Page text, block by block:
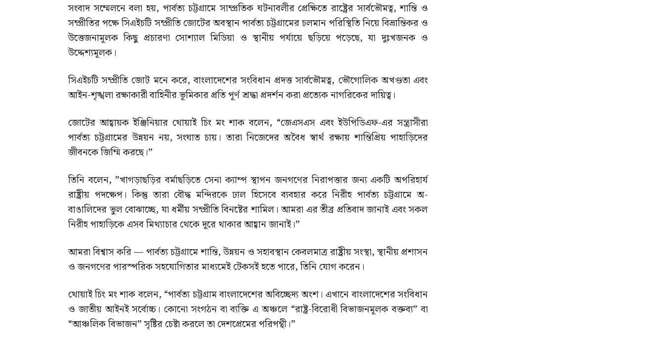
সংবাদ সম্মেলনে বলা হয়, পার্বত্য চট্টগ্রামে সাম্প্রতিক ঘটনাবলীর প্রেক্ষিতে রাষ্ট্রের সার্বভৌমত্ব, শান্তি ও
সম্প্রীতির পক্ষে সিএইচটি সম্প্রীতি জোটের অবস্থান পার্বত্য চট্টগ্রামের চলমান পরিস্থিতি নিয়ে বিভ্রান্তিকর ও
উত্তেজনামূলক কিছু প্রচারণা সোশ্যাল মিডিয়া ও স্থানীয় পর্যায়ে ছড়িয়ে পড়েছে, যা দুঃখজনক ও
উদ্দেশ্যমূলক।
সিএইচটি সম্প্রীতি জোট মনে করে, বাংলাদেশের সংবিধান প্রদত্ত সার্বভৌমত্ব, ভৌগোলিক অখণ্ডতা এবং
আইন-শৃঙ্খলা রক্ষাকারী বাহিনীর ভূমিকার প্রতি পূর্ণ শ্রদ্ধা প্রদর্শন করা প্রত্যেক নাগরিকের দায়িত্ব।
জোটের আহ্বায়ক ইঞ্জিনিয়ার থোয়াই চিং মং শাক বলেন, “জেএসএস এবং ইউপিডিএফ-এর সন্ত্রাসীরা
পার্বত্য চট্টগ্রামের উন্নয়ন নয়, সংঘাত চায়। তারা নিজেদের অবৈধ স্বার্থ রক্ষায় শান্তিপ্রিয় পাহাড়িদের
জীবনকে জিম্মি করছে।”
তিনি বলেন, ‍‍”খাগড়াছড়ির বর্মাছড়িতে সেনা ক্যাম্প স্থাপন জনগণের নিরাপত্তার জন্য একটি অপরিহার্য
রাষ্ট্রীয় পদক্ষেপ। কিন্তু তারা বৌদ্ধ মন্দিরকে ঢাল হিসেবে ব্যবহার করে নিরীহ পার্বত্য চট্টগ্রামে অ-
বাঙালিদের ভুল বোঝাচ্ছে, যা ধর্মীয় সম্প্রীতি বিনষ্টের শামিল। আমরা এর তীব্র প্রতিবাদ জানাই এবং সকল
নিরীহ পাহাড়িকে এসব মিথ্যাচার থেকে দূরে থাকার আহ্বান জানাই।”
আমরা বিশ্বাস করি — পার্বত্য চট্টগ্রামে শান্তি, উন্নয়ন ও সহাবস্থান কেবলমাত্র রাষ্ট্রীয় সংস্থা, স্থানীয় প্রশাসন
ও জনগণের পারস্পরিক সহযোগিতার মাধ্যমেই টেকসই হতে পারে, তিনি যোগ করেন।
থোয়াই চিং মং শাক বলেন, “পার্বত্য চট্টগ্রাম বাংলাদেশের অবিচ্ছেদ্য অংশ। এখানে বাংলাদেশের সংবিধান
ও জাতীয় আইনই সর্বোচ্চ। কোনো সংগঠন বা ব্যক্তি এ অঞ্চলে “রাষ্ট্র-বিরোধী বিভাজনমূলক বক্তব্য” বা
“আঞ্চলিক বিভাজন” সৃষ্টির চেষ্টা করলে তা দেশপ্রেমের পরিপন্থী।”